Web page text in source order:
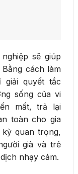
sẽ giúp
cách làm
quyết tắc
sống của vi
mất, trả lại
toàn cho gia
quan trọng,
già và trẻ
nhạy cảm.